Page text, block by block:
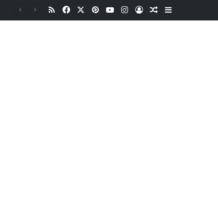
RSSFacebookPinterestYouTubeInstagramOturum aç
Rastgele Makale
Kenar